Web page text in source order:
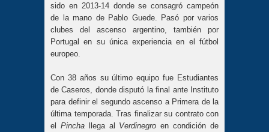
sido en 2013-14 donde se consagró campeón
de la mano de Pablo Guede. Pasó por varios
clubes del ascenso argentino, también por
Portugal en su única experiencia en el fútbol
europeo.
Con 38 años su último equipo fue Estudiantes
de Caseros, donde disputó la final ante Instituto
para definir el segundo ascenso a Primera de la
última temporada. Tras finalizar su contrato con
el Pincha llega al Verdinegroen condición de